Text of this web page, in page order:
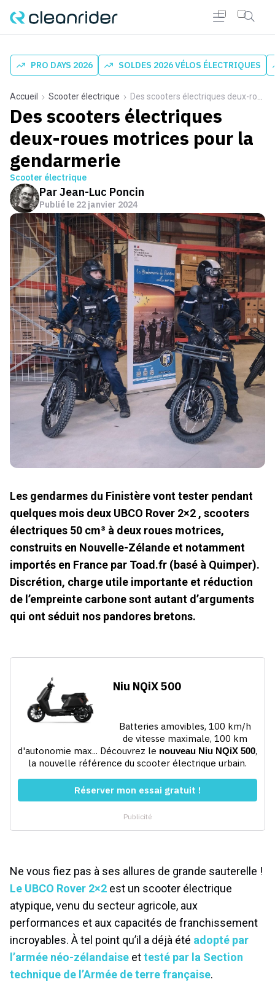
PRO DAYS 2026 SOLDES 2026 VÉLOS ÉLECTRIQUES
Accueil Scooter électrique Des scooters électriques deux-roues motrices pour la gendarmerie
Des scooters électriques
deux-roues motrices pour la
gendarmerie
Scooter électrique
ParJean-Luc Poncin
Publié le 22 janvier 2024
Les gendarmes du Finistère vont tester pendant
quelques mois deux UBCO Rover 2×2 , scooters
électriques 50 cm³ à deux roues motrices,
construits en Nouvelle-Zélande et notamment
importés en France par Toad.fr (basé à Quimper).
Discrétion, charge utile importante et réduction
de l’empreinte carbone sont autant d’arguments
qui ont séduit nos pandores bretons.
Ne vous fiez pas à ses allures de grande sauterelle !
Le UBCO Rover 2×2 est un scooter électrique
atypique, venu du secteur agricole, aux
performances et aux capacités de franchissement
incroyables. À tel point qu’il a déjà été adopté par
l’armée néo-zélandaise ettesté par la Section
technique de l’Armée de terre française.